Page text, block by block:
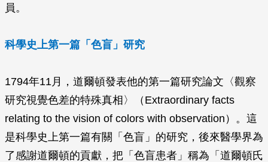
員。
科學史上第一篇「色盲」研究
1794年11月，道爾頓發表他的第一篇研究論文〈觀察
研究視覺色差的特殊真相〉（Extraordinary facts
relating to the vision of colors with observation）。這
是科學史上第一篇有關「色盲」的研究，後來醫學界為
了感謝道爾頓的貢獻，把「色盲患者」稱為「道爾頓氏